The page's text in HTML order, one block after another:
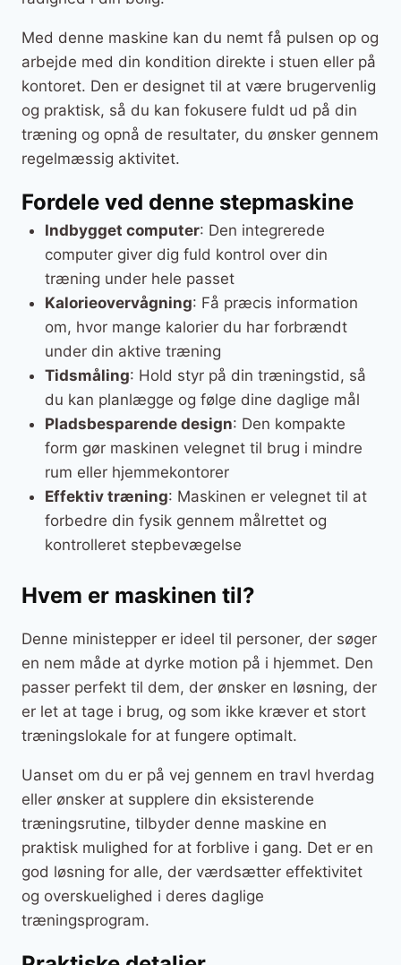
Med denne maskine kan du nemt få pulsen op og
arbejde med din kondition direkte i stuen eller på
kontoret. Den er designet til at være brugervenlig
og praktisk, så du kan fokusere fuldt ud på din
træning og opnå de resultater, du ønsker gennem
regelmæssig aktivitet.
Fordele ved denne stepmaskine
Indbygget computer: Den integrerede
computer giver dig fuld kontrol over din
træning under hele passet
Kalorieovervågning: Få præcis information
om, hvor mange kalorier du har forbrændt
under din aktive træning
Tidsmåling: Hold styr på din træningstid, så
du kan planlægge og følge dine daglige mål
Pladsbesparende design: Den kompakte
form gør maskinen velegnet til brug i mindre
rum eller hjemmekontorer
Effektiv træning: Maskinen er velegnet til at
forbedre din fysik gennem målrettet og
kontrolleret stepbevægelse
Hvem er maskinen til?
Denne ministepper er ideel til personer, der søger
en nem måde at dyrke motion på i hjemmet. Den
passer perfekt til dem, der ønsker en løsning, der
er let at tage i brug, og som ikke kræver et stort
træningslokale for at fungere optimalt.
Uanset om du er på vej gennem en travl hverdag
eller ønsker at supplere din eksisterende
træningsrutine, tilbyder denne maskine en
praktisk mulighed for at forblive i gang. Det er en
god løsning for alle, der værdsætter effektivitet
og overskuelighed i deres daglige
træningsprogram.